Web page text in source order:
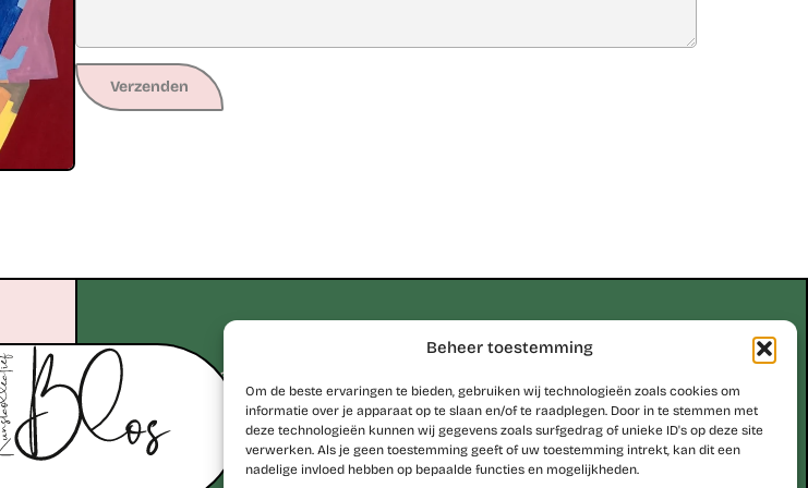
Beheer toestemming
Om de beste ervaringen te bieden, gebruiken wij technologieën zoals cookies om
informatie over je apparaat op te slaan en/of te raadplegen. Door in te stemmen met
deze technologieën kunnen wij gegevens zoals surfgedrag of unieke ID's op deze site
verwerken. Als je geen toestemming geeft of uw toestemming intrekt, kan dit een
nadelige invloed hebben op bepaalde functies en mogelijkheden.
Verzenden
Erik Scheirlinckx
+32 477 77 28 06
erik@kunstcollectiefblos.be
Studio Erik Scheirlinckx
Hoekskenstraat 8 – 9310 Moorsel